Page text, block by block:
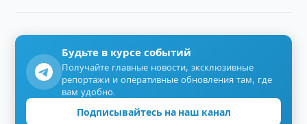
Будьте в курсе событий
Получайте главные новости, эксклюзивные
репортажи и оперативные обновления там, где
вам удобно.
Подписывайтесь на наш канал